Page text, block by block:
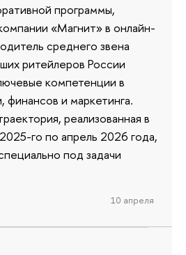
программы,
«Магнит» в онлайн-
среднего звена
ритейлеров России
компетенции в
финансов и маркетинга.
реализованная в
го по апрель 2026 года,
под задачи
10 апреля